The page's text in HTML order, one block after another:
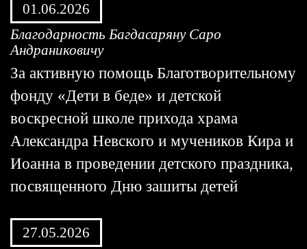
01.06.2026
Благодарность Багдасаряну Саро
Андраниковичу
За активную помощь Благотворительному
фонду «Дети в беде» и детской
воскресной школе прихода храма
Александра Невского и мучеников Кира и
Иоанна в проведении детского праздника,
посвященного Дню зашиты детей
27.05.2026